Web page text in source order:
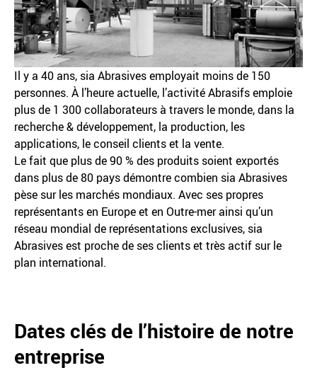
Il y a 40 ans, sia Abrasives employait moins de 150
personnes. À l’heure actuelle, l’activité Abrasifs emploie
plus de 1 300 collaborateurs à travers le monde, dans la
recherche & développement, la production, les
applications, le conseil clients et la vente.
Le fait que plus de 90 % des produits soient exportés
dans plus de 80 pays démontre combien sia Abrasives
pèse sur les marchés mondiaux. Avec ses propres
représentants en Europe et en Outre-mer ainsi qu’un
réseau mondial de représentations exclusives, sia
Abrasives est proche de ses clients et très actif sur le
plan international.
Dates clés de l’histoire de notre
entreprise